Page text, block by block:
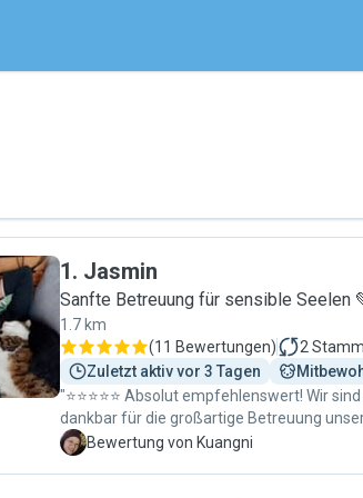
1. Jasmin
Sanfte Betreuung für sensible Seelen
1.7 km
(11 Bewertungen) 2
Zuletzt aktiv vor 3 Tagen
"⭐⭐⭐⭐⭐ Absolut empfehlenswert! Wir sind unglaublich
dankbar für die großartige Betreuung
Jasmin hat sich liebevoll um sie
K Bewertung von Kuangni